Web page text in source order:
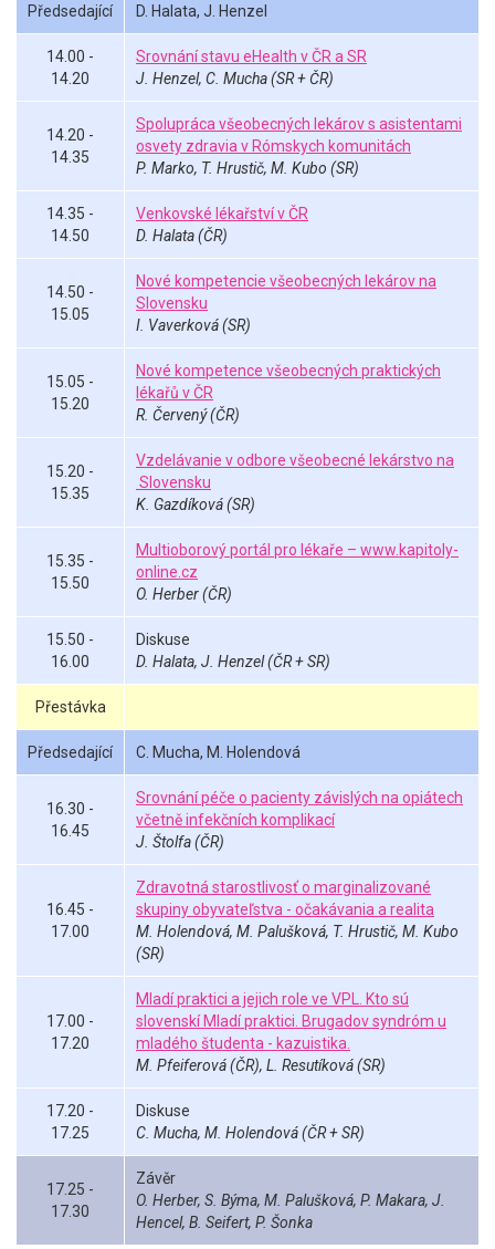
Předsedající D. Halata, J. Henzel
14.00 -
14.20
Srovnání stavu eHealth v ČR a SR
J. Henzel, C. Mucha (SR + ČR)
14.20 -
14.35
Spolupráca všeobecných lekárov s asistentami
osvety zdravia v Rómskych komunitách
P. Marko, T. Hrustič, M. Kubo (SR)
14.35 -
14.50
Venkovské lékařství v ČR
D. Halata (ČR)
14.50 -
15.05
Nové kompetencie všeobecných lekárov na
Slovensku
I. Vaverková (SR)
15.05 -
15.20
Nové kompetence všeobecných praktických
lékařů v ČR
R. Červený (ČR)
15.20 -
15.35
Vzdelávanie v odbore všeobecné lekárstvo na
Slovensku
K. Gazdíková (SR)
15.35 -
15.50
Multioborový portál pro lékaře – www.kapitoly-
online.cz
O. Herber (ČR)
15.50 -
16.00
Diskuse
D. Halata, J. Henzel (ČR + SR)
Přestávka
Předsedající C. Mucha, M. Holendová
16.30 -
16.45
Srovnání péče o pacienty závislých na opiátech
včetně infekčních komplikací
J. Štolfa (ČR)
16.45 -
17.00
Zdravotná starostlivosť o marginalizované
skupiny obyvateľstva - očakávania a realita
M. Holendová, M. Palušková, T. Hrustič, M. Kubo
(SR)
17.00 -
17.20
Mladí praktici a jejich role ve VPL. Kto sú
slovenskí Mladí praktici. Brugadov syndróm u
mladého študenta - kazuistika.
M. Pfeiferová (ČR), L. Resutíková (SR)
17.20 -
17.25
Diskuse
C. Mucha, M. Holendová (ČR + SR)
17.25 -
17.30
Závěr
O. Herber, S. Býma, M. Palušková, P. Makara, J.
Hencel, B. Seifert, P. Šonka